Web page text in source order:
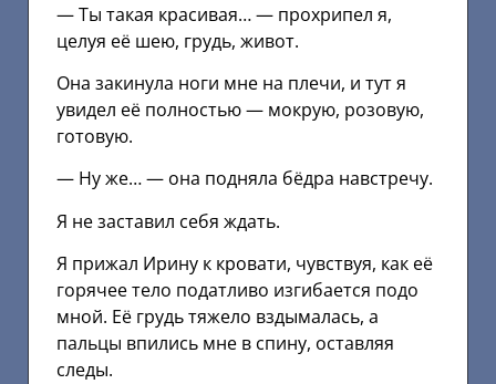
— Ты такая красивая… — прохрипел я,
целуя её шею, грудь, живот.
Она закинула ноги мне на плечи, и тут я
увидел её полностью — мокрую, розовую,
готовую.
— Ну же… — она подняла бёдра навстречу.
Я не заставил себя ждать.
Я прижал Ирину к кровати, чувствуя, как её
горячее тело податливо изгибается подо
мной. Её грудь тяжело вздымалась, а
пальцы впились мне в спину, оставляя
следы.